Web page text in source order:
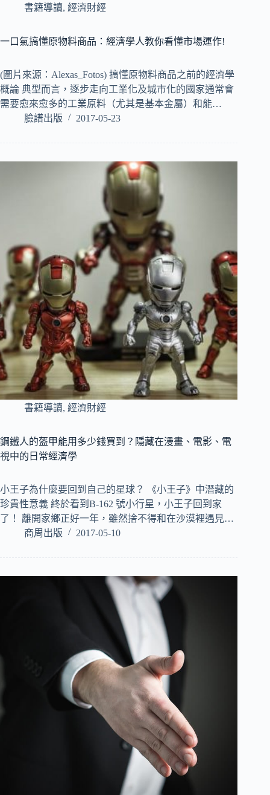
書籍導讀, 經濟財經
一口氣搞懂原物料商品：經濟學人教你看懂市場運作!
(圖片來源：Alexas_Fotos) 搞懂原物料商品之前的經濟學
概論 典型而言，逐步走向工業化及城市化的國家通常會
需要愈來愈多的工業原料（尤其是基本金屬）和能…
臉譜出版
2017-05-23
書籍導讀, 經濟財經
鋼鐵人的盔甲能用多少錢買到？隱藏在漫畫、電影、電
視中的日常經濟學
小王子為什麼要回到自己的星球？ 《小王子》中潛藏的
珍貴性意義 終於看到B-162 號小行星，小王子回到家
了！ 離開家鄉正好一年，雖然捨不得和在沙漠裡遇見…
商周出版
2017-05-10